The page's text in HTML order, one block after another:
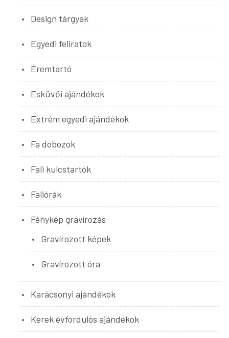
Design tárgyak
Egyedi feliratok
Éremtartó
Esküvői ajándékok
Extrém egyedi ajándékok
Fa dobozok
Fali kulcstartók
Faliórák
Fénykép gravírozás
Gravírozott képek
Gravírozott óra
Karácsonyi ajándékok
Kerek évfordulós ajándékok